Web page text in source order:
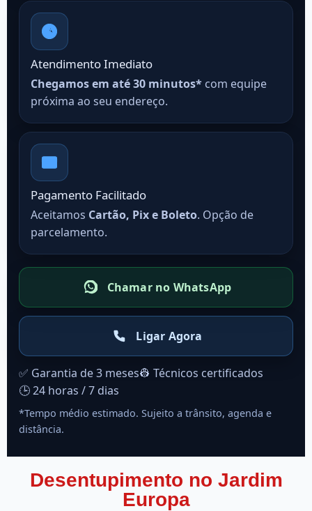
Atendimento Imediato
Chegamos em até 30 minutos* com equipe
próxima ao seu endereço.
Pagamento Facilitado
Aceitamos Cartão, Pix e Boleto. Opção de
parcelamento.
Chamar no WhatsApp
Ligar Agora
✅ Garantia de 3 meses👷 Técnicos certificados
🕒 24 horas / 7 dias
*Tempo médio estimado. Sujeito a trânsito, agenda e
distância.
Desentupimento no Jardim
Europa